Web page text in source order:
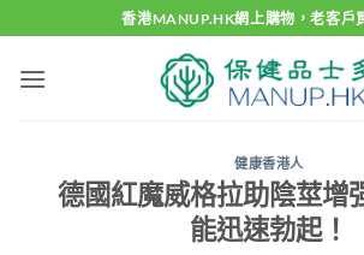
to
content
香港MANUP.HK網上購物，老客戶
健康香港人
德國紅魔威格拉助陰莖增
能迅速勃起！